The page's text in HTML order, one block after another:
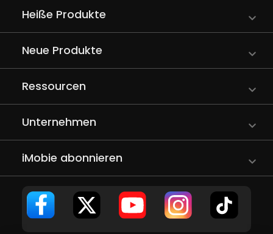
Heiße Produkte
Neue Produkte
Ressourcen
Unternehmen
iMobie abonnieren